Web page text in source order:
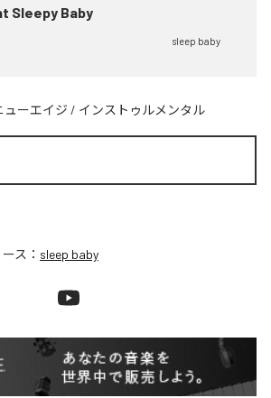
Sleepy Baby
sleep baby
ューエイジ / インストゥルメンタル
ス： sleep baby